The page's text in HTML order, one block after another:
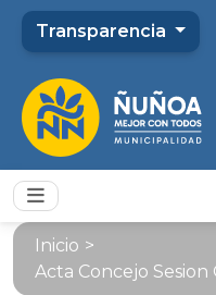
Transparencia
Inicio >
Acta Concejo Sesion